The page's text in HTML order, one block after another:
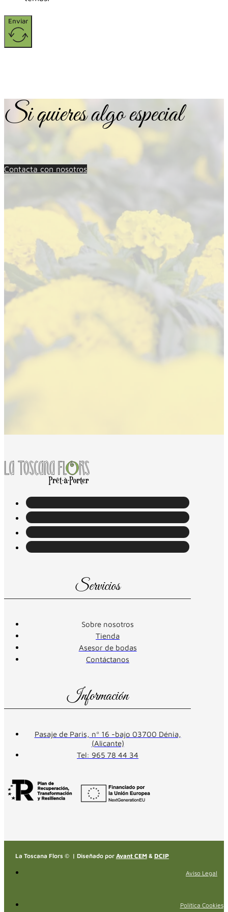
Enviar
Si quieres algo especial
Contacta con nosotros
Servicios
Sobre nosotros
Tienda
Asesor de bodas
Contáctanos
Información
Pasaje de Paris, nº 16 -bajo 03700 Dénia,
(Alicante)
Tel: 965 78 44 34
La Toscana Flors © | Diseñado por Avant CEM& DCIP
Aviso Legal
Política Cookies